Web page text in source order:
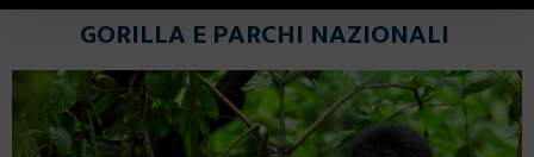
GORILLA E PARCHI NAZIONALI